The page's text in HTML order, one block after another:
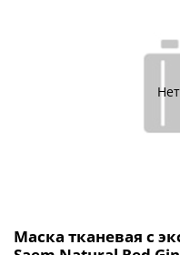
Маска тканевая с